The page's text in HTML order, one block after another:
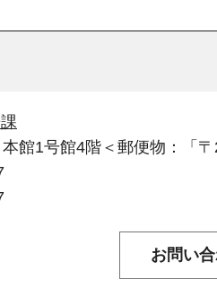
館1号館4階＜郵便物：「